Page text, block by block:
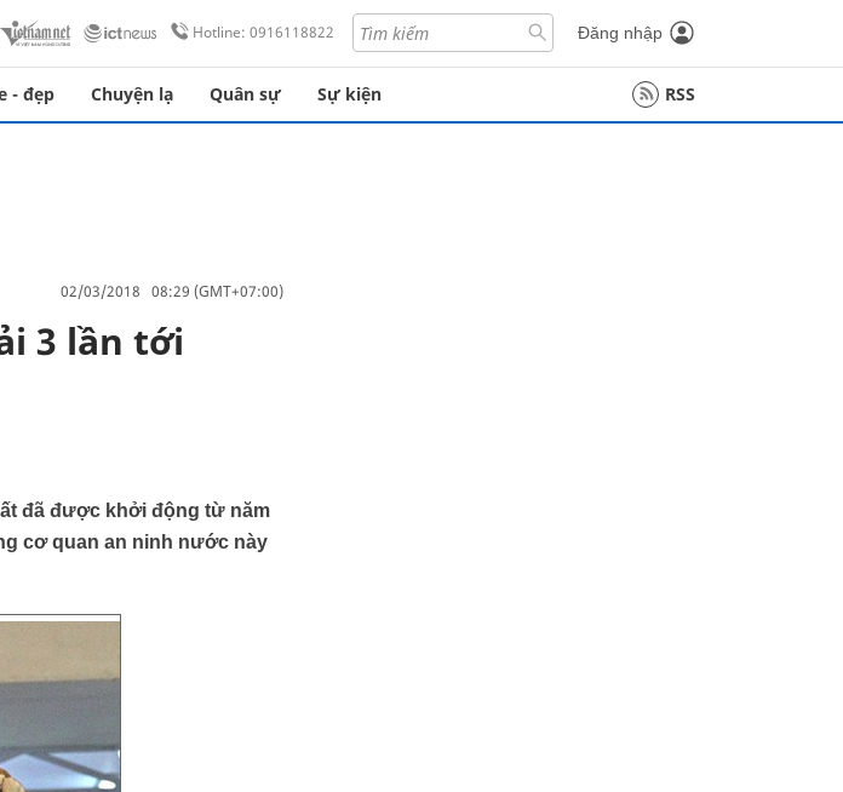
Hotline: 0916118822 Đăng nhập
- đẹp Chuyện lạ Quân sự Sự kiện RSS
02/03/2018 08:29 (GMT+07:00)
3 lần tới
đã được khởi động từ năm
cơ quan an ninh nước này